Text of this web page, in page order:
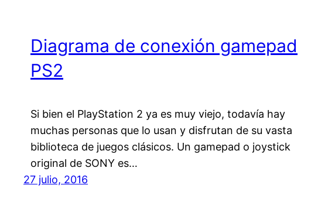
Diagrama de conexión gamepad
PS2
Si bien el PlayStation 2 ya es muy viejo, todavía hay
muchas personas que lo usan y disfrutan de su vasta
biblioteca de juegos clásicos. Un gamepad o joystick
original de SONY es…
27 julio, 2016